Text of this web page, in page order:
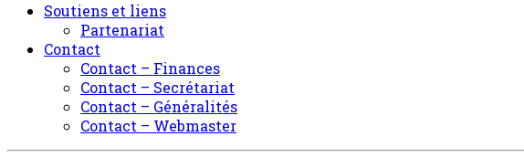
Soutiens et liens
Partenariat
Contact
Contact – Finances
Contact – Secrétariat
Contact – Généralités
Contact – Webmaster